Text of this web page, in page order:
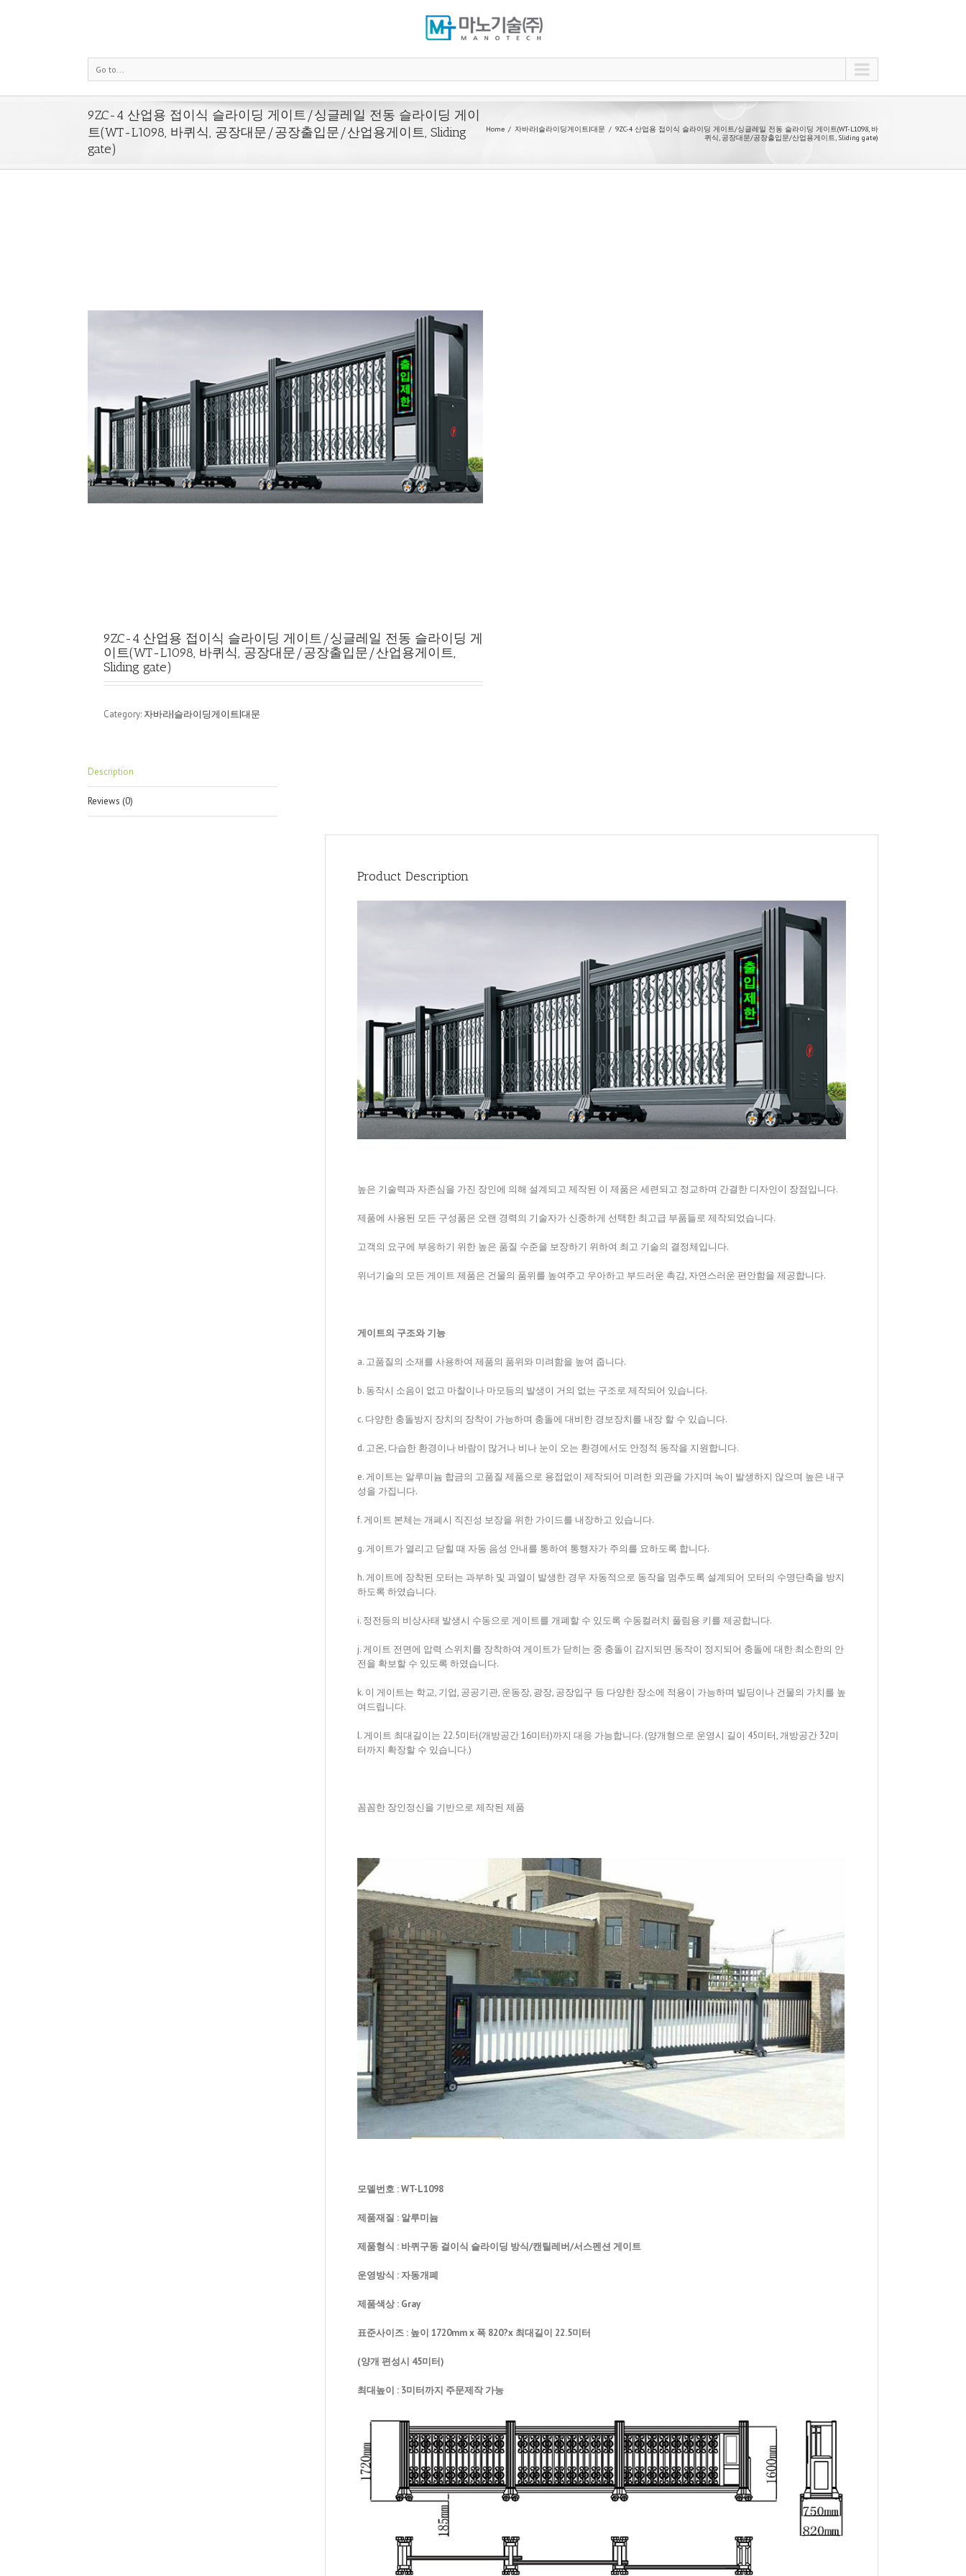
Go to...
9ZC-4 산업용 접이식 슬라이딩 게이트/싱글레일 전동 슬라이딩 게이
트(WT-L1098, 바퀴식, 공장대문/공장출입문/산업용게이트, Sliding
gate)
Home 자바라|슬라이딩게이트|대문
9ZC-4 산업용 접이식 슬라이딩 게이트/싱글레일 전동 슬라이딩 게이트(WT-L1098, 바
퀴식, 공장대문/공장출입문/산업용게이트, Sliding gate)
9ZC-4 산업용 접이식 슬라이딩 게이트/싱글레일 전동 슬라이딩 게
이트(WT-L1098, 바퀴식, 공장대문/공장출입문/산업용게이트,
Sliding gate)
Category: 자바라|슬라이딩게이트|대문
Description
Reviews (0)
Product Description
높은 기술력과 자존심을 가진 장인에 의해 설계되고 제작된 이 제품은 세련되고 정교하며 간결한 디자인이 장점입니다.
제품에 사용된 모든 구성품은 오랜 경력의 기술자가 신중하게 선택한 최고급 부품들로 제작되었습니다.
고객의 요구에 부응하기 위한 높은 품질 수준을 보장하기 위하여 최고 기술의 결정체입니다.
위너기술의 모든 게이트 제품은 건물의 품위를 높여주고 우아하고 부드러운 촉감, 자연스러운 편안함을 제공합니다.
게이트의 구조와 기능
a. 고품질의 소재를 사용하여 제품의 품위와 미려함을 높여 줍니다.
b. 동작시 소음이 없고 마찰이나 마모등의 발생이 거의 없는 구조로 제작되어 있습니다.
c. 다양한 충돌방지 장치의 장착이 가능하며 충돌에 대비한 경보장치를 내장 할 수 있습니다.
d. 고온, 다습한 환경이나 바람이 많거나 비나 눈이 오는 환경에서도 안정적 동작을 지원합니다.
e. 게이트는 알루미늄 합금의 고품질 제품으로 용접없이 제작되어 미려한 외관을 가지며 녹이 발생하지 않으며 높은 내구
성을 가집니다.
f. 게이트 본체는 개폐시 직진성 보장을 위한 가이드를 내장하고 있습니다.
g. 게이트가 열리고 닫힐 때 자동 음성 안내를 통하여 통행자가 주의를 요하도록 합니다.
h. 게이트에 장착된 모터는 과부하 및 과열이 발생한 경우 자동적으로 동작을 멈추도록 설계되어 모터의 수명단축을 방지
하도록 하였습니다.
i. 정전등의 비상사태 발생시 수동으로 게이트를 개폐할 수 있도록 수동컬러치 풀림용 키를 제공합니다.
j. 게이트 전면에 압력 스위치를 장착하여 게이트가 닫히는 중 충돌이 감지되면 동작이 정지되어 충돌에 대한 최소한의 안
전을 확보할 수 있도록 하였습니다.
k. 이 게이트는 학교, 기업, 공공기관, 운동장, 광장, 공장입구 등 다양한 장소에 적용이 가능하며 빌딩이나 건물의 가치를 높
여드립니다.
l. 게이트 최대길이는 22.5미터(개방공간 16미터)까지 대응 가능합니다. (양개형으로 운영시 길이 45미터, 개방공간 32미
터까지 확장할 수 있습니다.)
꼼꼼한 장인정신을 기반으로 제작된 제품
모델번호 : WT-L1098
제품재질 : 알루미늄
제품형식 : 바퀴구동 걸이식 슬라이딩 방식/캔틸레버/서스펜션 게이트
운영방식 : 자동개폐
제품색상 : Gray
표준사이즈 : 높이 1720mm x 폭 820?x 최대길이 22.5미터
(양개 편성시 45미터)
최대높이 : 3미터까지 주문제작 가능